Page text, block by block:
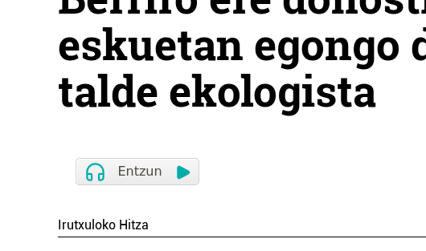
eskuetan egongo
talde ekologista
Irutxuloko Hitza